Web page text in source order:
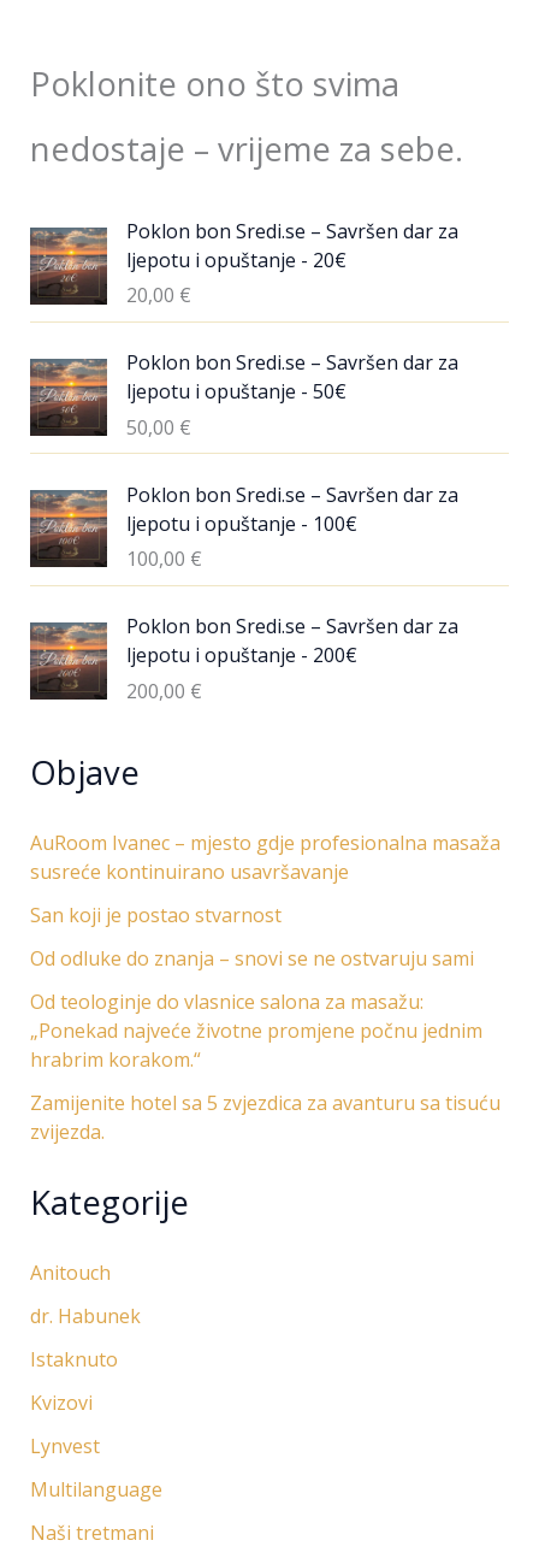
Poklonite ono što svima
nedostaje – vrijeme za sebe.
Poklon bon Sredi.se – Savršen dar za
ljepotu i opuštanje - 20€
20,00 €
Poklon bon Sredi.se – Savršen dar za
ljepotu i opuštanje - 50€
50,00 €
Poklon bon Sredi.se – Savršen dar za
ljepotu i opuštanje - 100€
100,00 €
Poklon bon Sredi.se – Savršen dar za
ljepotu i opuštanje - 200€
200,00 €
Objave
AuRoom Ivanec – mjesto gdje profesionalna masaža
susreće kontinuirano usavršavanje
San koji je postao stvarnost
Od odluke do znanja – snovi se ne ostvaruju sami
Od teologinje do vlasnice salona za masažu:
„Ponekad najveće životne promjene počnu jednim
hrabrim korakom.“
Zamijenite hotel sa 5 zvjezdica za avanturu sa tisuću
zvijezda.
Kategorije
Anitouch
dr. Habunek
Istaknuto
Kvizovi
Lynvest
Multilanguage
Naši tretmani